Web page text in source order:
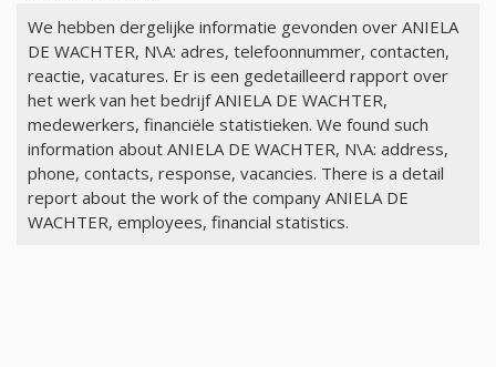
We hebben dergelijke informatie gevonden over ANIELA
DE WACHTER, N\A: adres, telefoonnummer, contacten,
reactie, vacatures. Er is een gedetailleerd rapport over
het werk van het bedrijf ANIELA DE WACHTER,
medewerkers, financiële statistieken. We found such
information about ANIELA DE WACHTER, N\A: address,
phone, contacts, response, vacancies. There is a detail
report about the work of the company ANIELA DE
WACHTER, employees, financial statistics.